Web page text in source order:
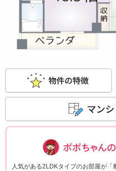
人気がある2LDKタイプのお部屋が